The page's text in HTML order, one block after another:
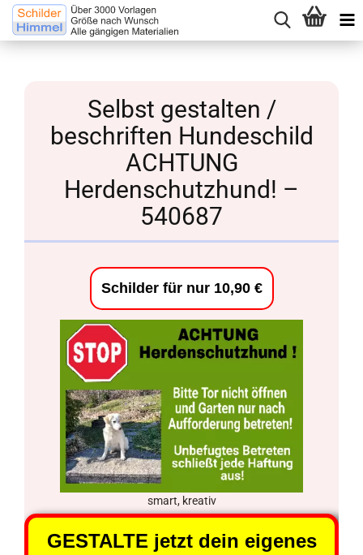
Selbst gestalten /
beschriften Hundeschild
ACHTUNG
Herdenschutzhund! –
540687
Schilder für nur 10,90 €
smart, kreativ
GESTALTE jetzt dein eigenes